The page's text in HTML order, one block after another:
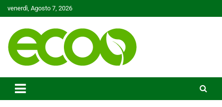
to
venerdì, Agosto 7, 2026
Ecoo.it